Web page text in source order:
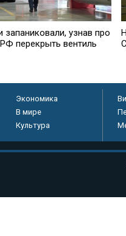
запаниковали, узнав про
перекрыть вентиль
Экономика
В мире
Культура
(Роскомнадзор) 05 августа 2011